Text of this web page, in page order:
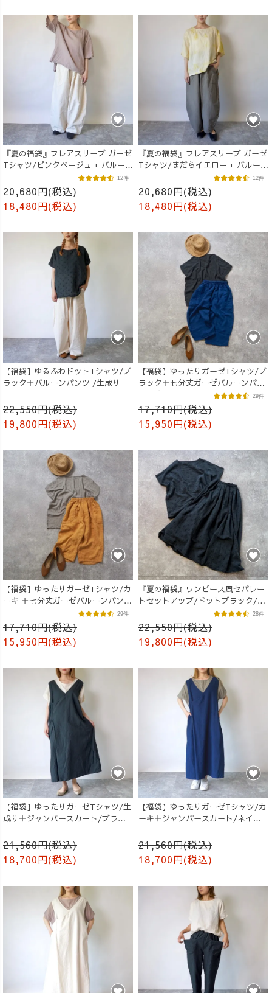
『夏の福袋』フレアスリーブ ガーゼ
Tシャツ/ピンクベージュ + バルーン
20,680円(税込)
18,480円(税込)
12件
『夏の福袋』フレアスリーブ ガーゼ
Tシャツ/まだらイエロー + バルーン
20,680円(税込)
18,480円(税込)
12件
【福袋】ゆるふわドットTシャツ/ブ
ラック＋バルーンパンツ /生成り
22,550円(税込)
19,800円(税込)
【福袋】ゆったりガーゼTシャツ/ブ
ラック＋七分丈ガーゼバルーンパン
ツ /ブルー
17,710円(税込)
15,950円(税込)
29件
【福袋】ゆったりガーゼTシャツ/カ
ーキ ＋七分丈ガーゼバルーンパンツ
17,710円(税込)
15,950円(税込)
29件
『夏の福袋』ワンピース風セパレー
トセットアップ/ドットブラック/遠
22,550円(税込)
19,800円(税込)
28件
【福袋】ゆったりガーゼTシャツ/生
成り＋ジャンパースカート/ブラッ
21,560円(税込)
18,700円(税込)
【福袋】ゆったりガーゼTシャツ/カ
ーキ＋ジャンパースカート/ネイビ
21,560円(税込)
18,700円(税込)